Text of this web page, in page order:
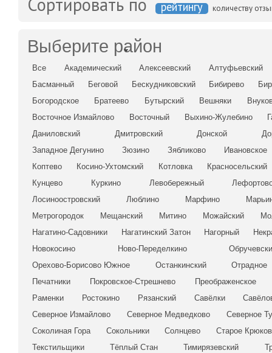
Сортировать по рейтингу количеству
Выберите район
Все Академический Алексеевский
Алтуфьевский
Басманный
Беговой Бескудниковский Бибирево
Богородское
Братеево Бутырский Вешняки
Восточное Измайлово
Восточный Выхино-Жулебино
Даниловский
Дмитровский Донской
Западное Дегунино
Зюзино Зябликово
Ивановское
Коптево
Косино-Ухтомский Котловка
Красносельский
Кунцево
Куркино Левобережный
Лосиноостровский
Люблино Марфино
Метрогородок
Мещанский Митино Можайский
Нагатино-Садовники
Нагатинский Затон Нагорный
Новокосино
Ново-Переделкино
Орехово-Борисово Южное
Останкинский
Отрадное
Печатники
Покровское-Стрешнево
Преображенское
Раменки
Ростокино Рязанский Савёлки
Северное Измайлово
Северное Медведково
Северное
Соколиная Гора
Сокольники Солнцево
Старое
Текстильщики
Тёплый Стан Тимирязевский